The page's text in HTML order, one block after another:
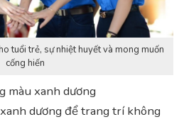
tuổi trẻ, sự nhiệt huyết và mong muốn
cống hiến
màu xanh dương
dương để trang trí không